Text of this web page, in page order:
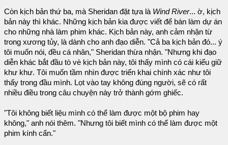
Còn kịch bản thứ ba, mà Sheridan đặt tựa là Wind River... ờ, kịch
bản này thì khác. Những kịch bản kia được viết để bán làm dự án
cho những nhà làm phim khác. Kịch bản này, anh cảm nhận từ
trong xương tủy, là dành cho anh đạo diễn. "Cả ba kịch bản đó... ý
tôi muốn nói, đều cá nhân," Sheridan thừa nhận. "Nhưng khi đạo
diễn khác bắt đầu tò vè kịch bản này, tôi thấy mình có cái kiểu giữ
khư khư. Tôi muốn tầm nhìn được triển khai chính xác như tôi
thấy trong đầu mình. Lọt vào tay không đúng người, sẽ có rất
nhiều điều trong câu chuyện này trở thành gớm ghiếc.
"Tôi không biết liệu mình có thể làm được một bộ phim hay
không," anh nói thêm. "Nhưng tôi biết mình có thể làm được một
phim kính cẩn."